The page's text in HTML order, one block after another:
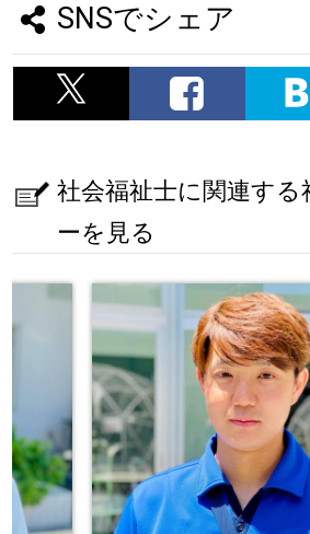
SNSでシェア
社会福祉士に関連する
ーを見る